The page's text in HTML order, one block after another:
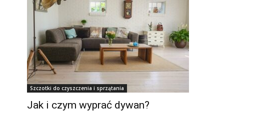
Szczotki do czyszczenia i sprzątania
Jak i czym wyprać dywan?